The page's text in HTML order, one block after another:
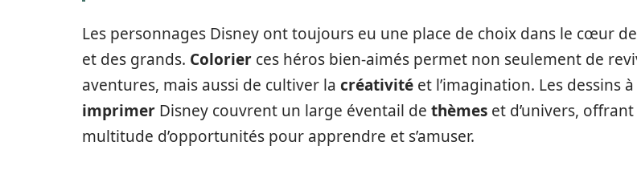
Les personnages Disney ont toujours eu une place de choix dans le cœur
et des grands. Colorier ces héros bien-aimés permet non seulement de
aventures, mais aussi de cultiver la créativité et l’imagination. Les dessins à
imprimer Disney couvrent un large éventail de thèmes et d’univers,
multitude d’opportunités pour apprendre et s’amuser.